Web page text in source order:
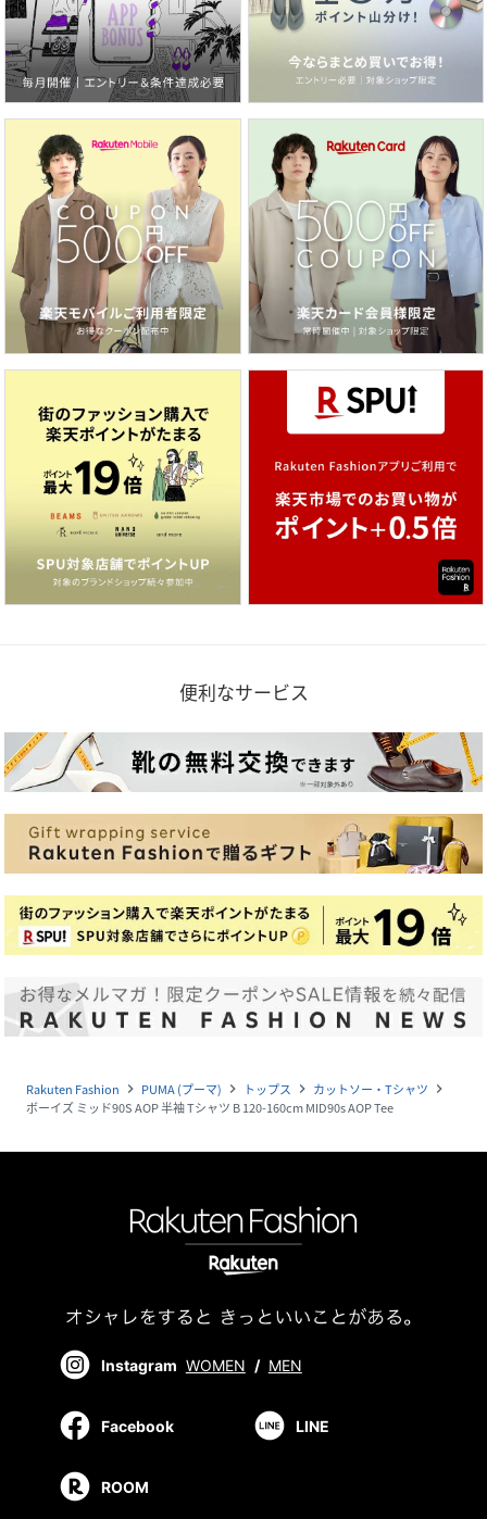
便利なサービス
Rakuten Fashion navigate_next PUMA (プーマ) navigate_next トップス navigate_next カットソー・Tシャツ navigate_next
ボーイズ ミッド90S AOP 半袖 Tシャツ B 120-160cm MID90s AOP Tee
Instagram WOMEN / MEN
Facebook LINE
ROOM